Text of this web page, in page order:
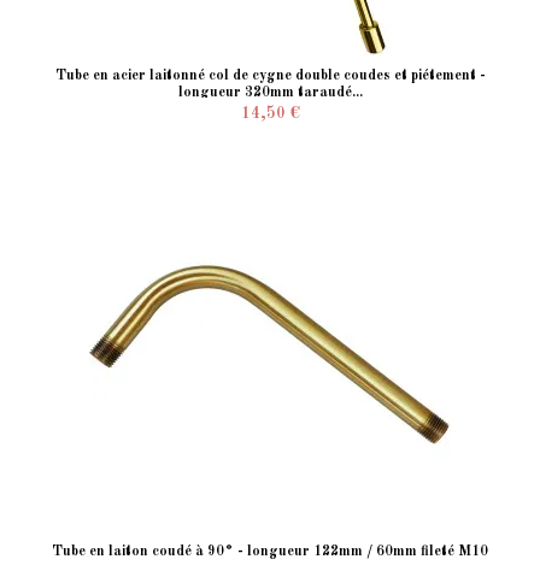
Tube en acier laitonné col de cygne double coudes et piétement -
longueur 320mm taraudé...
14,50 €
Tube en laiton coudé à 90° - longueur 122mm / 60mm fileté M10